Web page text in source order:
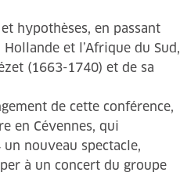
hypothèses, en passant
et l’Afrique du Sud,
(1663-1740) et de sa
de cette conférence,
en Cévennes, qui
nouveau spectacle,
à un concert du groupe